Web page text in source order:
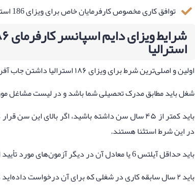
توافق کاری مخصوص کارفرمایان خاص برای ویزای 186 استرالیا (LA )
شرایط استرالیا
اولین و اصلی‌ترین شرط برای ویزای ۱۸۶ استرالیا داشتن جاب آفر از کارفرمای مورد تأیید اداره مهاجرت استرالیا است.
شغل باید مطابق مدرک تحصیلی شما باشد و در لیست مشاغل
باید کمتر از ۴۵ سال سن داشته باشید، اگر بالای
در این شرط استثنا هستند.
باید حداقل آیلتس 6 یا معادل آن در دیگر آزمون‌های مورد تأیید اداره مهاجرت استرالیا مانند تافل و PTE داشته باشید.
باید ۲ سال سابقه کاری در شغلی که برای آن درخواست داده‌اید داشته باشید.